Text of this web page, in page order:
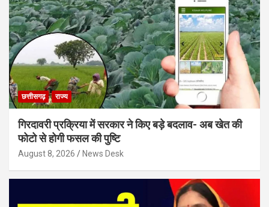
छत्तीसगढ़ राज्य
गिरदावरी प्रक्रिया में सरकार ने किए बड़े बदलाव- अब खेत की
फोटो से होगी फसल की पुष्टि
August 8, 2026 News Desk